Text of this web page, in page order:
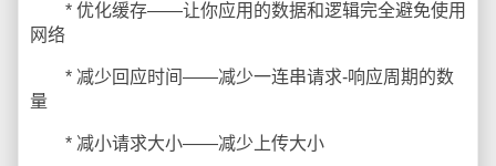
* 优化缓存——让你应用的数据和逻辑完全避免使用
网络
* 减少回应时间——减少一连串请求-响应周期的数
量
* 减小请求大小——减少上传大小